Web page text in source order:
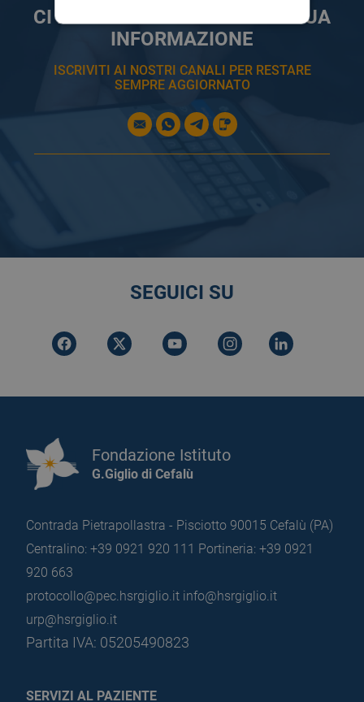
CI PRENDIAMO CURA DELLA TUA
INFORMAZIONE
ISCRIVITI AI NOSTRI CANALI PER RESTARE
SEMPRE AGGIORNATO
SEGUICI SU
Fondazione Istituto
G.Giglio di Cefalù
Contrada Pietrapollastra - Pisciotto 90015 Cefalù (PA)
Centralino: +39 0921 920 111 Portineria: +39 0921
920 663
protocollo@pec.hsrgiglio.it info@hsrgiglio.it
urp@hsrgiglio.it
Partita IVA: 05205490823
SERVIZI AL PAZIENTE